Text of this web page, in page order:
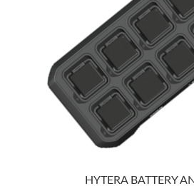
HYTERA BATTERY